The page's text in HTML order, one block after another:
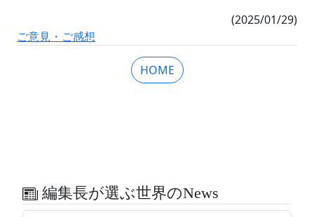
(2025/01/29)
ご意見・ご感想
HOME
編集長が選ぶ世界のNews